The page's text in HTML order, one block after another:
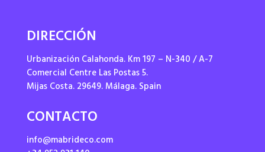
DIRECCIÓN
Urbanización Calahonda. Km 197 – N-340 / A-7
Comercial Centre Las Postas 5.
Mijas Costa. 29649. Málaga. Spain
CONTACTO
info@mabrideco.com